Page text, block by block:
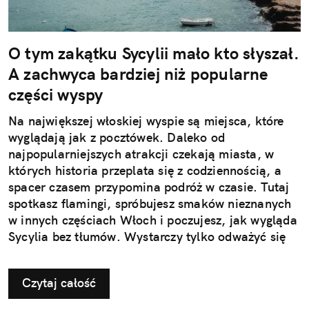
O tym zakątku Sycylii mało kto słyszał.
A zachwyca bardziej niż popularne
części wyspy
Na największej włoskiej wyspie są miejsca, które
wyglądają jak z pocztówek. Daleko od
najpopularniejszych atrakcji czekają miasta, w
których historia przeplata się z codziennością, a
spacer czasem przypomina podróż w czasie. Tutaj
spotkasz flamingi, spróbujesz smaków nieznanych
w innych częściach Włoch i poczujesz, jak wygląda
Sycylia bez tłumów. Wystarczy tylko odważyć się
Czytaj całość